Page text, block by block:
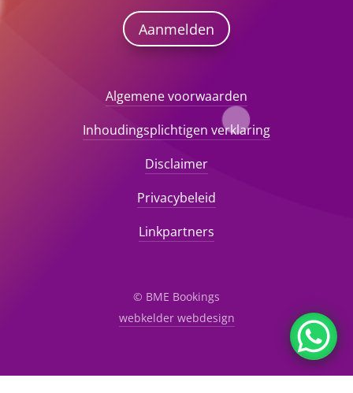
Aanmelden
Algemene voorwaarden
Inhoudingsplichtigen verklaring
Disclaimer
Privacybeleid
Linkpartners
© BME Bookings
webkelder webdesign